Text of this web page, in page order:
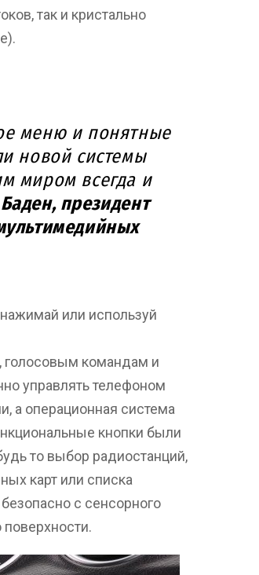
так и кристально
меню и понятные
новой системы
миром всегда и
президент
или используй
командам и
управлять телефоном
а операционная система
кнопки были
то выбор радиостанций,
карт или списка
с сенсорного